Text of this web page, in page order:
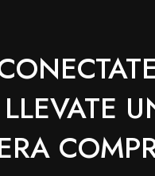
recomendable retirar la
el cepillo desde la